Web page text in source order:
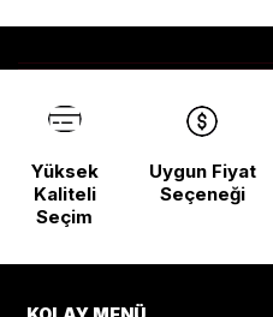
Yüksek
Kaliteli
Seçim
Uygun Fiyat
Seçeneği